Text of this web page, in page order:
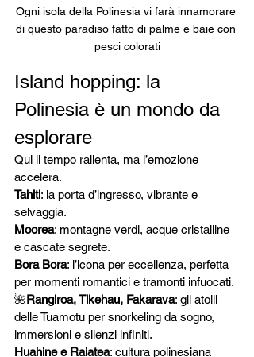
Ogni isola della Polinesia vi farà innamorare
di questo paradiso fatto di palme e baie con
pesci colorati
Island hopping: la
Polinesia è un mondo da
esplorare
Qui il tempo rallenta, ma l’emozione
accelera.
Tahiti: la porta d’ingresso, vibrante e
selvaggia.
Moorea: montagne verdi, acque cristalline
e cascate segrete.
Bora Bora: l’icona per eccellenza, perfetta
per momenti romantici e tramonti infuocati.
🌺Rangiroa, Tikehau, Fakarava: gli atolli
delle Tuamotu per snorkeling da sogno,
immersioni e silenzi infiniti.
Huahine e Raiatea: cultura polinesiana